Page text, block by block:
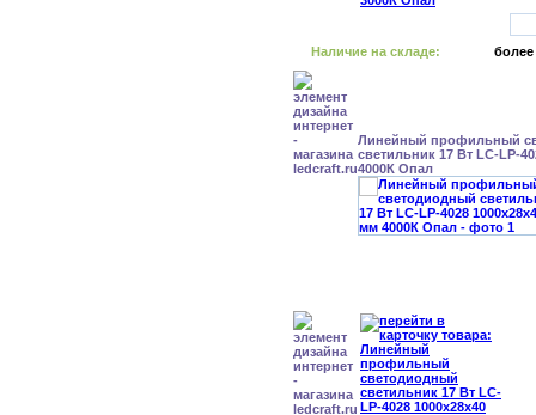
Наличие на складе: более
Линейный профильный
светильник 17 Вт LC-LP-
4000К Опал